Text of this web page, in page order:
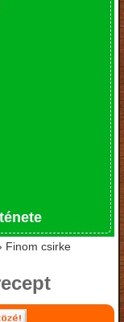
Finom csirke